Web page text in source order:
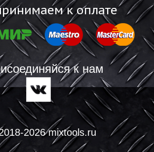
к оплате
к нам
2026 mixtools.ru